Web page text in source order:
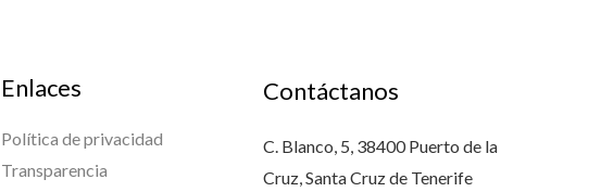
Enlaces
Política de privacidad
Transparencia
Contáctanos
C. Blanco, 5, 38400 Puerto de la
Cruz, Santa Cruz de Tenerife